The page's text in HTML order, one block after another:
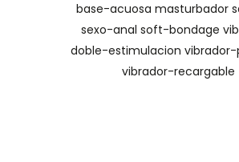
base-acuosa masturbador
sexo-anal soft-bondage
doble-estimulacion
vibrador-recargable